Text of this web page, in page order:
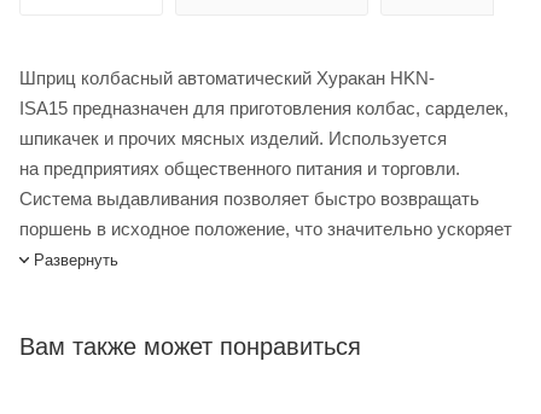
Шприц колбасный автоматический Хуракан HKN-
ISA15 предназначен для приготовления колбас, сарделек,
шпикачек и прочих мясных изделий. Используется
на предприятиях общественного питания и торговли.
Система выдавливания позволяет быстро возвращать
поршень в исходное положение, что значительно ускоряет
процесс заполнения шприца. Все основные элементы
комплекте 3 насадки из нержавеющей стали диаметром:
Развернуть
Вам также может понравиться